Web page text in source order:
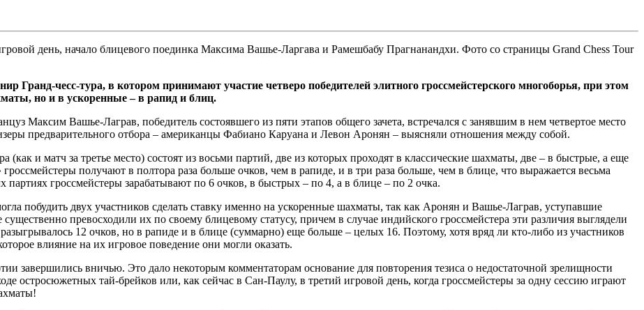
день, начало блицевого поединка Максима Вашье-Ларгава и Рамешбабу Прагнанандхи. Фото со страницы Grand Chess Tour
Гранд-чесс-тура, в котором принимают участие четверо победителей элитного гроссмейстерского многоборья, при этом
но и в ускоренные – в рапид и блиц.
Максим Вашье-Лаграв, победитель состоявшего из пяти этапов общего зачета, встречался с занявшим в нем четвертое место
предварительного отбора – американцы Фабиано Каруана и Левон Аронян – выясняли отношения между собой.
и матч за третье место) состоят из восьми партий, две из которых проходят в классические шахматы, две – в быстрые, а еще
получают в полтора раза больше очков, чем в рапиде, и в три раза больше, чем в блице, что выражается весьма
гроссмейстеры зарабатывают по 6 очков, в быстрых – по 4, а в блице – по 2 очка.
побудить двух участников сделать ставку именно на ускоренные шахматы, так как Аронян и Вашье-Лаграв, уступавшие
превосходили их по своему блицевому статусу, причем в случае индийского гроссмейстера эти различия выглядели
12 очков, но в рапиде и в блице (суммарно) еще больше – целых 16. Поэтому, хотя вряд ли кто-либо из участников
влияние на их игровое поведение они могли оказать.
завершились вничью. Это дало некоторым комментаторам основание для повторения тезиса о недостаточной зрелищности
остросюжетных тай-брейков или, как сейчас в Сан-Паулу, в третий игровой день, когда гроссмейстеры за одну сессию играют